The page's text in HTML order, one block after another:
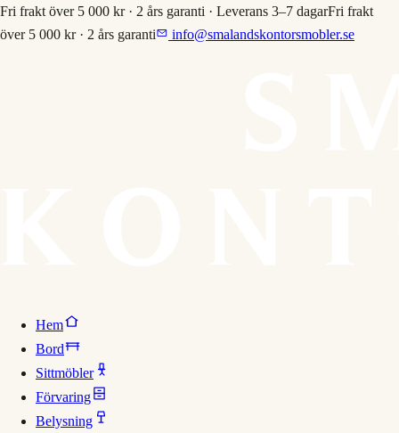
Fri frakt över 5 000 kr · 2 års garanti · Leverans 3–7 dagarFri frakt
över 5 000 kr · 2 års garanti
info@smalandskontorsmobler.se
Hem
Bord
Sittmöbler
Förvaring
Belysning